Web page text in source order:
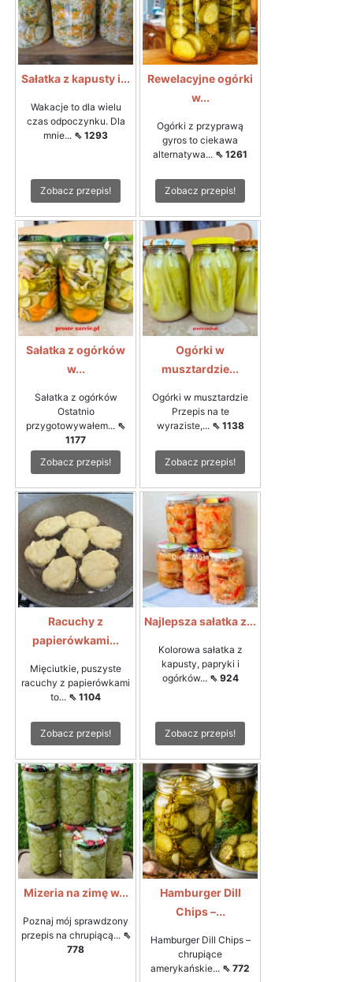
Sałatka z kapusty i...
Wakacje to dla wielu
czas odpoczynku. Dla
mnie... ⇖ 1293
Zobacz przepis!
Rewelacyjne ogórki
w...
Ogórki z przyprawą
gyros to ciekawa
alternatywa... ⇖ 1261
Zobacz przepis!
Sałatka z ogórków
w...
Sałatka z ogórków
Ostatnio
przygotowywałem... ⇖
1177
Zobacz przepis!
Ogórki w
musztardzie...
Ogórki w musztardzie
Przepis na te
wyraziste,... ⇖ 1138
Zobacz przepis!
Racuchy z
papierówkami...
Mięciutkie, puszyste
racuchy z papierówkami
to... ⇖ 1104
Zobacz przepis!
Najlepsza sałatka z...
Kolorowa sałatka z
kapusty, papryki i
ogórków... ⇖ 924
Zobacz przepis!
Mizeria na zimę w...
Poznaj mój sprawdzony
przepis na chrupiącą... ⇖
778
Hamburger Dill
Chips –...
Hamburger Dill Chips –
chrupiące
amerykańskie... ⇖ 772